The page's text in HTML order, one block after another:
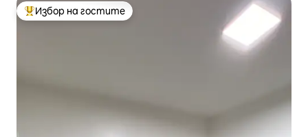
Най-популярен избор на гостите
Избор на гостите